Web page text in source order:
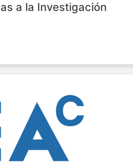
a la Investigación